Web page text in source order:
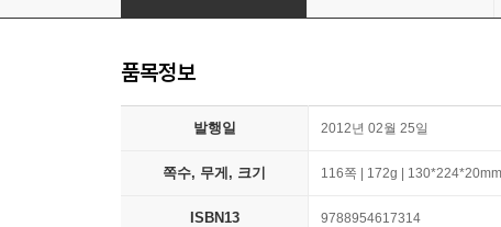
품목정보
발행일 2012년 02월 25일
쪽수, 무게, 크기 116쪽 | 172g | 130*224*20mm
ISBN13 9788954617314